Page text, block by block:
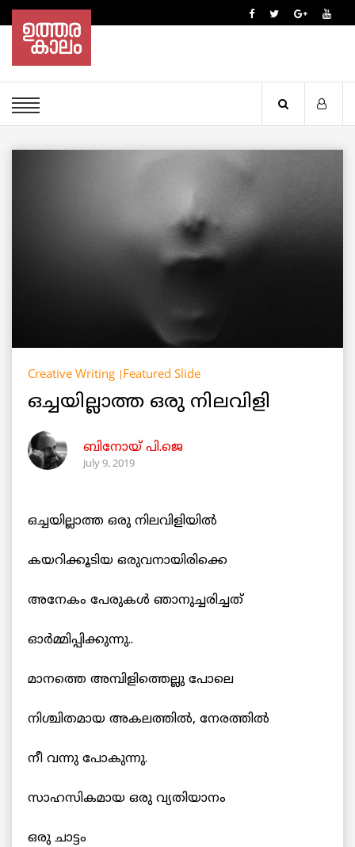
Creative Writing Featured Slide
ഒച്ചയില്ലാത്ത ഒരു നിലവിളി
ബിനോയ് പി.ജെ
July 9, 2019
ഒച്ചയില്ലാത്ത ഒരു നിലവിളിയില്‍
കയറിക്കൂടിയ ഒരുവനായിരിക്കെ
അനേകം പേരുകള്‍ ഞാനുച്ചരിച്ചത്
ഓര്‍മ്മിപ്പിക്കുന്നു..
മാനത്തെ അമ്പിളിത്തെല്ലു പോലെ
നിശ്ചിതമായ അകലത്തില്‍, നേരത്തില്‍
നീ വന്നു പോകുന്നു.
സാഹസികമായ ഒരു വ്യതിയാനം
ഒരു ചാട്ടം